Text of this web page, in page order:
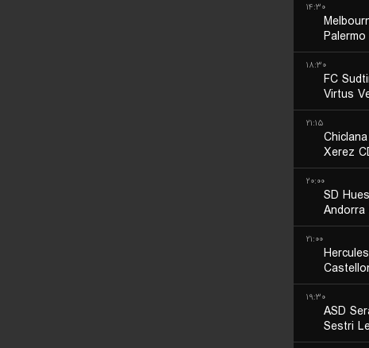
۱۴:۳۰
Palermo
۱۸:۳۰
FC
Virtus
۲۱:۱۵
Chiclana
Xerez
۲۰:۰۰
SD
Andorra
۲۱:۰۰
۱۹:۳۰
ASD
Sestri